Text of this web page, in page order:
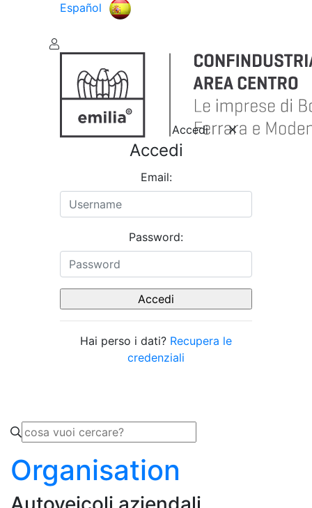
Español
Accedi
Accedi
Email:
Password:
Hai perso i dati? Recupera le
credenziali
Organisation